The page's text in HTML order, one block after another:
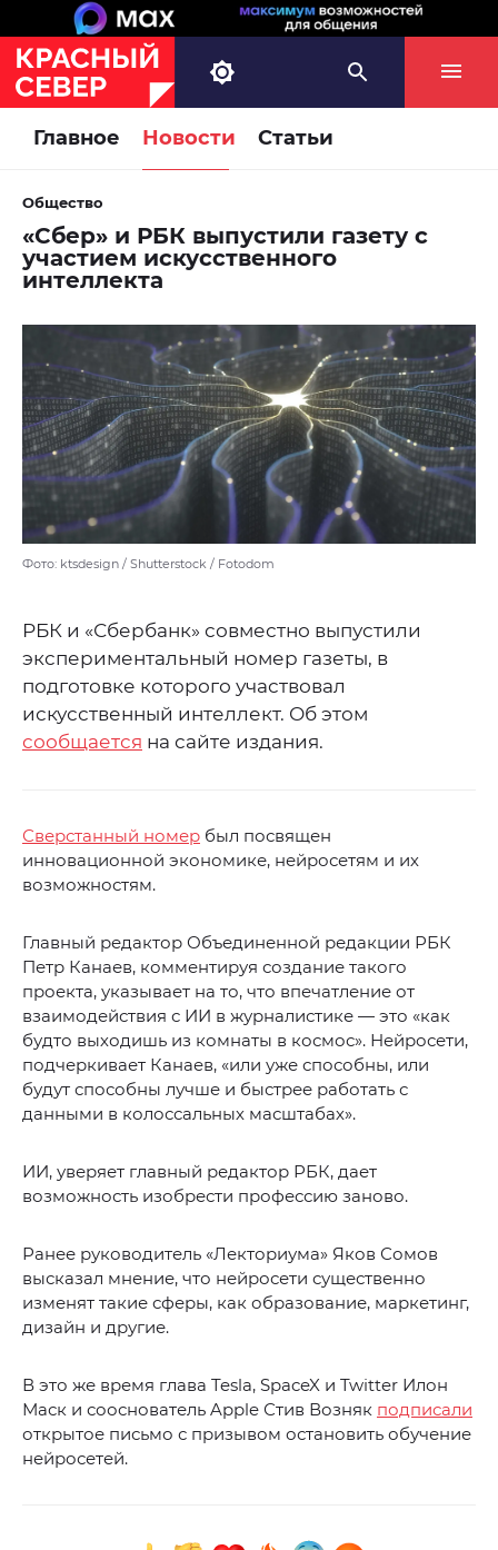
Главное Новости Статьи
Общество
«Сбер» и РБК выпустили газету с
участием искусственного
интеллекта
Фото: ktsdesign / Shutterstock / Fotodom
РБК и «Сбербанк» совместно выпустили
экспериментальный номер газеты, в
подготовке которого участвовал
искусственный интеллект. Об этом
сообщается на сайте издания.
Сверстанный номер был посвящен
инновационной экономике, нейросетям и их
возможностям.
Главный редактор Объединенной редакции РБК
Петр Канаев, комментируя создание такого
проекта, указывает на то, что впечатление от
взаимодействия с ИИ в журналистике — это «как
будто выходишь из комнаты в космос». Нейросети,
подчеркивает Канаев, «или уже способны, или
будут способны лучше и быстрее работать с
данными в колоссальных масштабах».
ИИ, уверяет главный редактор РБК, дает
возможность изобрести профессию заново.
Ранее руководитель «Лекториума» Яков Сомов
высказал мнение, что нейросети существенно
изменят такие сферы, как образование, маркетинг,
дизайн и другие.
В это же время глава Tesla, SpaceX и Twitter Илон
Маск и сооснователь Apple Стив Возняк подписали
открытое письмо с призывом остановить обучение
нейросетей.